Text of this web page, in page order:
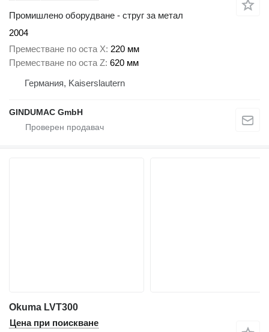
Промишлено оборудване - струг за метал
2004
Преместване по оста X 220 мм
Преместване по оста Z 620 мм
Германия, Kaiserslautern
GINDUMAC GmbH
Okuma LVT300
Цена при поискване